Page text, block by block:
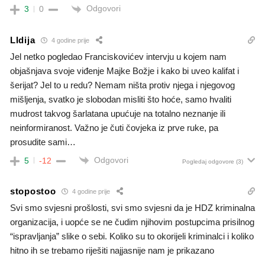
3 0 Odgovori
LIdija 4 godine prije
Jel netko pogledao Franciskovićev intervju u kojem nam
objašnjava svoje viđenje Majke Božje i kako bi uveo kalifat i
šerijat? Jel to u redu? Nemam ništa protiv njega i njegovog
mišljenja, svatko je slobodan misliti što hoće, samo hvaliti
mudrost takvog šarlatana upućuje na totalno neznanje ili
neinformiranost. Važno je čuti čovjeka iz prve ruke, pa
prosudite sami…
5 -12 Odgovori Pogledaj odgovore (3)
stopostoo 4 godine prije
Svi smo svjesni prošlosti, svi smo svjesni da je HDZ kriminalna
organizacija, i uopće se ne čudim njihovim postupcima prisilnog
“ispravljanja” slike o sebi. Koliko su to okorijeli kriminalci i koliko
hitno ih se trebamo riješiti najjasnije nam je prikazano